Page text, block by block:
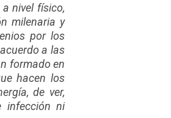
nivel físico,
milenaria y
por los
a las
formado en
hacen los
de ver,
infección ni